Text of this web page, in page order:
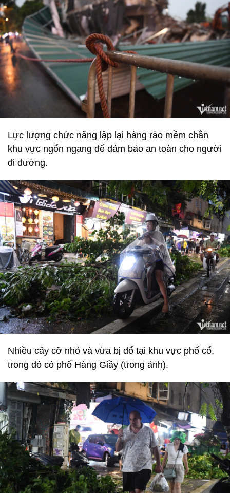
Lực lượng chức năng lập lại hàng rào mềm chắn
khu vực ngổn ngang để đảm bảo an toàn cho người
đi đường.
Nhiều cây cỡ nhỏ và vừa bị đổ tại khu vực phố cổ,
trong đó có phố Hàng Giầy (trong ảnh).